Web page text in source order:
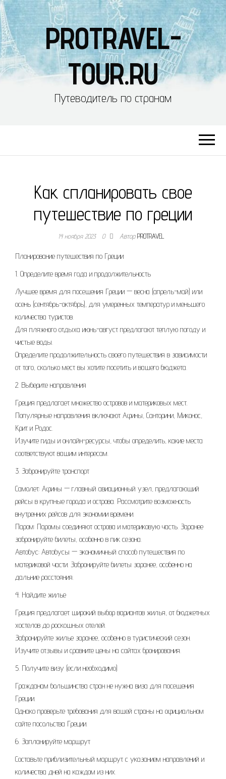
PROTRAVEL-
TOUR.RU
Путеводитель по странам
Как спланировать свое
путешествие по греции
14 ноября 2023 0 АвторPROTRAVEL
Планирование путешествия по Греции
1. Определите время года и продолжительность
Лучшее время для посещения Греции — весна (апрель-май) или
осень (сентябрь-октябрь), для умеренных температур и меньшего
количества туристов.
Для пляжного отдыха июнь-август предлагают теплую погоду и
чистые воды.
Определите продолжительность своего путешествия в зависимости
от того, сколько мест вы хотите посетить и вашего бюджета.
2. Выберите направления
Греция предлагает множество островов и материковых мест.
Популярные направления включают Афины, Санторини, Миконос,
Крит и Родос.
Изучите гиды и онлайн-ресурсы, чтобы определить, какие места
соответствуют вашим интересам.
3. Забронируйте транспорт
Самолет: Афины — главный авиационный узел, предлагающий
рейсы в крупные города и острова. Рассмотрите возможность
внутренних рейсов для экономии времени.
Паром: Паромы соединяют острова и материковую часть. Заранее
забронируйте билеты, особенно в пик сезона.
Автобус: Автобусы — экономичный способ путешествия по
материковой части. Забронируйте билеты заранее, особенно на
дальние расстояния.
4. Найдите жилье
Греция предлагает широкий выбор вариантов жилья, от бюджетных
хостелов до роскошных отелей.
Забронируйте жилье заранее, особенно в туристический сезон.
Изучите отзывы и сравните цены на сайтах бронирования.
5. Получите визу (если необходимо)
Гражданам большинства стран не нужна виза для посещения
Греции.
Однако проверьте требования для вашей страны на официальном
сайте посольства Греции.
6. Запланируйте маршрут
Составьте приблизительный маршрут с указанием направлений и
количества дней на каждом из них.